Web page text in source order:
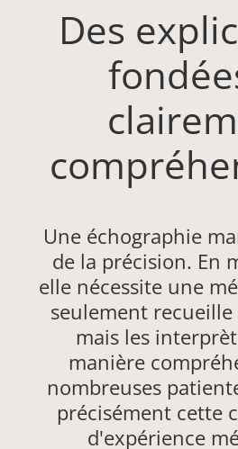
Des
Une échographie
de la précision. En
elle nécessite une
seulement recueille
mais les
manière
nombreuses
précisément cette
d'expérience